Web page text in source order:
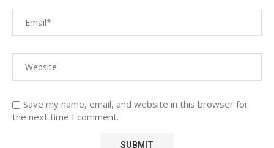
Save my name, email, and website in this browser for
the next time I comment.